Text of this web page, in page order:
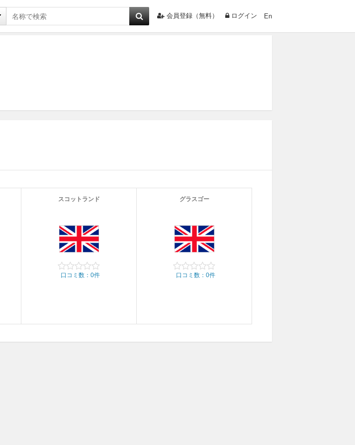
会員登録（無料） ログイン En
スコットランド
口コミ数：0件
グラスゴー
口コミ数：0件